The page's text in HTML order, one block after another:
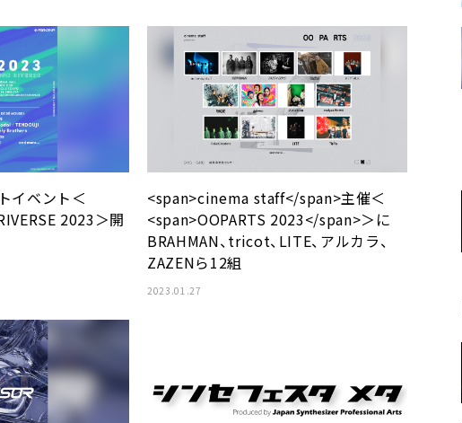
イベント＜
2023＞開
<span>cinema staff</span>主催＜
<span>OOPARTS 2023</span>＞に
BRAHMAN、tricot、LITE、アルカラ、
ZAZENら12組
2023.01.27